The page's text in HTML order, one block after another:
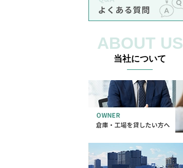
ABOUT US
当社について